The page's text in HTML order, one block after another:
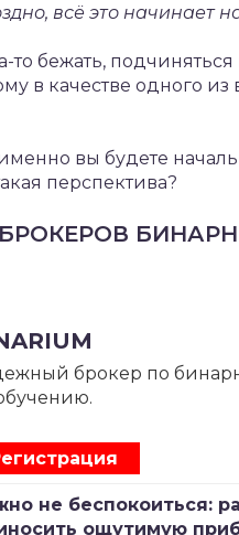
всё это начинает
то бежать,
в качестве одного из
вы будете
перспектива?
брокер по
не беспокоиться:
ощутимую